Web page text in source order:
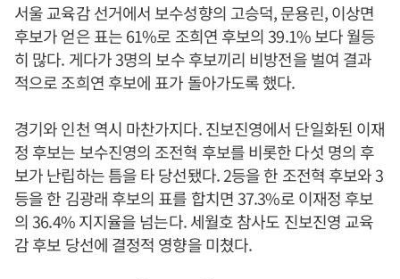
서울 교육감 선거에서 보수성향의 고승덕, 문용린, 이상면
후보가 얻은 표는 61%로 조희연 후보의 39.1% 보다 월등
히 많다. 게다가 3명의 보수 후보끼리 비방전을 벌여 결과
적으로 조희연 후보에 표가 돌아가도록 했다.
경기와 인천 역시 마찬가지다. 진보진영에서 단일화된 이재
정 후보는 보수진영의 조전혁 후보를 비롯한 다섯 명의 후
보가 난립하는 틈을 타 당선됐다. 2등을 한 조전혁 후보와 3
등을 한 김광래 후보의 표를 합치면 37.3%로 이재정 후보
의 36.4% 지지율을 넘는다. 세월호 참사도 진보진영 교육
감 후보 당선에 결정적 영향을 미쳤다.